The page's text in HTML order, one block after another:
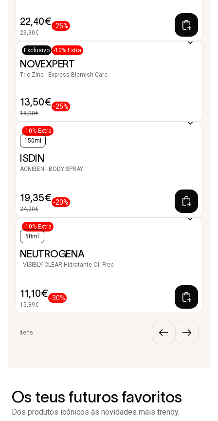
22,40€
29,90€
-25%
Exclusivo -10% Extra
NOVEXPERT
Trio Zinc - Express Blemish Care
13,50€
18,00€
-25%
-10% Extra
150ml
ISDIN
ACNIBEN - BODY SPRAY
19,35€
24,20€
-20%
-10% Extra
50ml
NEUTROGENA
- VISIBLY CLEAR Hidratante Oil Free
11,10€
15,89€
-30%
itens
Os teus futuros favoritos
Dos produtos icónicos às novidades mais trendy.